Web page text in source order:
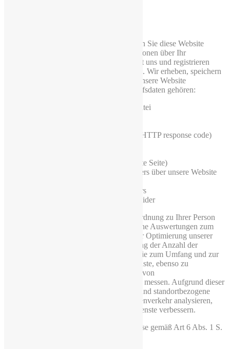
Wir sammeln Informationen über Sie, wenn Sie diese Website
nutzen. Wir erfassen automatisch Informationen über Ihr
Nutzungsverhalten und Ihre Interaktion mit uns und registrieren
Daten zu Ihrem Computer oder Mobilgerät. Wir erheben, speichern
und nutzen Daten über jeden Zugriff auf unsere Website
(sogenannte Serverlogfiles). Zu den Zugriffsdaten gehören:
Name und URL der abgerufenen Datei
Meldung über erfolgreichen Abruf (HTTP response code)
Referer URL (d.h. die zuvor besuchte Seite)
Websites, die vom System des Nutzers über unsere Website
Internet-Service-Provider des Nutzers
IP-Adresse und der anfragende Provider
Wir nutzen diese Protokolldaten ohne Zuordnung zu Ihrer Person
oder sonstiger Profilerstellung für statistische Auswertungen zum
Zweck des Betriebs, der Sicherheit und der Optimierung unserer
Website, aber auch zur anonymen Erfassung der Anzahl der
Besucher auf unserer Website (traffic) sowie zum Umfang und zur
Art der Nutzung unserer Website und Dienste, ebenso zu
Abrechnungszwecken, um die Anzahl der von
Kooperationspartnern erhaltenen Clicks zu messen. Aufgrund dieser
Informationen können wir personalisierte und standortbezogene
Inhalte zur Verfügung stellen und den Datenverkehr analysieren,
Fehler suchen und beheben und unsere Dienste verbessern.
Hierin liegt auch unser berechtigtes Interesse gemäß Art 6 Abs. 1 S.